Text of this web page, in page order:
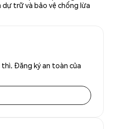
dự trữ và bảo vệ chống lừa
Đăng ký an toàn của